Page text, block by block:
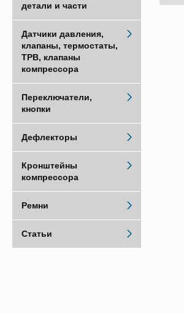
детали и части
Датчики давления,
клапаны, термостаты,
ТРВ, клапаны
компрессора
Переключатели,
кнопки
Дефлекторы
Кронштейны
компрессора
Ремни
Статьи